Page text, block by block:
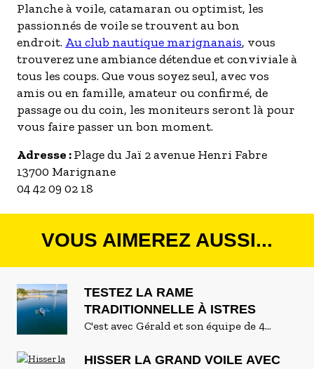
Planche à voile, catamaran ou optimist, les
passionnés de voile se trouvent au bon
endroit. Au club nautique marignanais, vous
trouverez une ambiance détendue et conviviale à
tous les coups. Que vous soyez seul, avec vos
amis ou en famille, amateur ou confirmé, de
passage ou du coin, les moniteurs seront là pour
vous faire passer un bon moment.
Adresse :Plage du Jaï 2 avenue Henri Fabre
13700 Marignane
04 42 09 02 18
VOUS AIMEREZ AUSSI...
TESTEZ LA RAME
TRADITIONNELLE À ISTRES
C'est avec Gérald et son équipe de 4
découvrir la rame traditionnelle sur
HISSER LA GRAND VOILE AVEC